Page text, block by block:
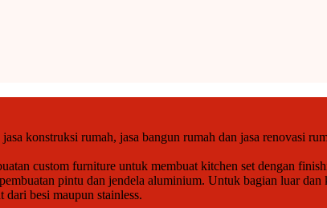
konstruksi rumah, jasa bangun rumah dan jasa renovasi
custom furniture untuk membuat kitchen set dengan
pintu dan jendela aluminium. Untuk bagian luar dan
besi maupun stainless.